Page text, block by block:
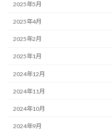
2025年5月
2025年4月
2025年2月
2025年1月
2024年12月
2024年11月
2024年10月
2024年9月